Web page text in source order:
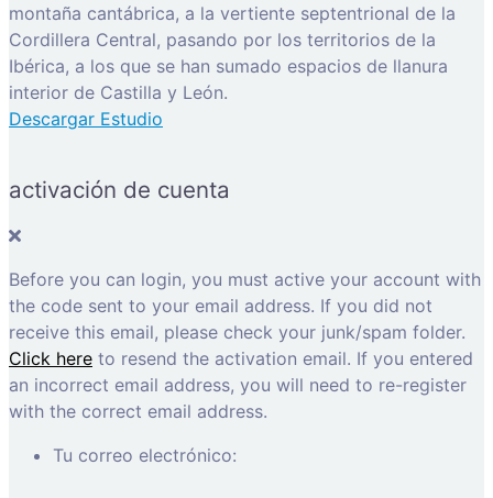
montaña cantábrica, a la vertiente septentrional de la
Cordillera Central, pasando por los territorios de la
Ibérica, a los que se han sumado espacios de llanura
interior de Castilla y León.
Descargar Estudio
activación de cuenta
Before you can login, you must active your account with
the code sent to your email address. If you did not
receive this email, please check your junk/spam folder.
Click here to resend the activation email. If you entered
an incorrect email address, you will need to re-register
with the correct email address.
Tu correo electrónico: